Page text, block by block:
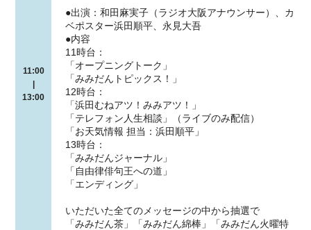
11:00
13:00
●出演：和田麻実子（ラジオ大阪アナウンサー）、カ
ベポスター浜田順平、永見大吾
●内容
11時台：
「オープニングトーク」
「みみだんトピックス！」
12時台：
「浜田むねアツ！みみアツ！」
「テレフォン人生相談」（ライブのみ配信）
「お天気情報 担当：浜田順平」
13時台：
「みみだんジャーナル」
「自由律俳句王への道」
「エンディング」
いただいた全てのメッセージの中から抽選で
「みみだん茶」「みみだん綿棒」「みみだん火曜特